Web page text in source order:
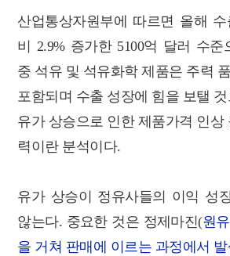
산업통상자원부에 따르면 올해
비 2.9% 증가한 5100억 달러 수준
중 석유 및 석유화학 제품은 주력
포함되며 수출 성장에 힘을 보탤 것
유가 상승으로 인한 제품가격 인상
력이란 분석이다.
유가 상승이 정유사들의 이익 성
않는다. 중요한 것은 정제마진(원
을 거쳐 판매에 이르는 과정에서